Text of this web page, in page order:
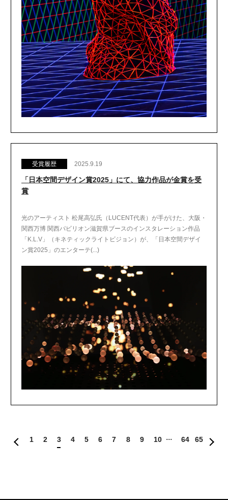
受賞履歴 2025.9.19
「日本空間デザイン賞2025」にて、協力作品が金賞を受
賞
光のアーティスト 松尾高弘氏（LUCENT代表）が手がけた、大阪・
関西万博 関西パビリオン滋賀県ブースのインスタレーション作品
「K.L.V」（キネティックライトビジョン）が、「日本空間デザイ
ン賞2025」のエンターテ(...)
1 2 3 4 5 6 7 8 9 10 64 65